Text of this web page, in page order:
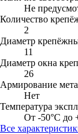
Не
Количество
2
Диаметр
11
Диаметр окна
26
Армирование
Нет
Температура
От -50°C до
Все